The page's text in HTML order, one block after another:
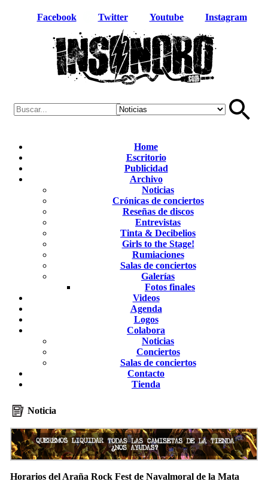
Facebook Twitter Youtube Instagram
Home
Escritorio
Publicidad
Archivo
Noticias
Crónicas de conciertos
Reseñas de discos
Entrevistas
Tinta & Decibelios
Girls to the Stage!
Rumiaciones
Salas de conciertos
Galerías
Fotos finales
Videos
Agenda
Logos
Colabora
Noticias
Conciertos
Salas de conciertos
Contacto
Tienda
Noticia
Horarios del Araña Rock Fest de Navalmoral de la Mata